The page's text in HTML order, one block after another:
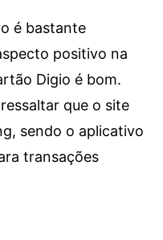
é bastante
positivo na
Digio é bom.
que o site
sendo o aplicativo
transações